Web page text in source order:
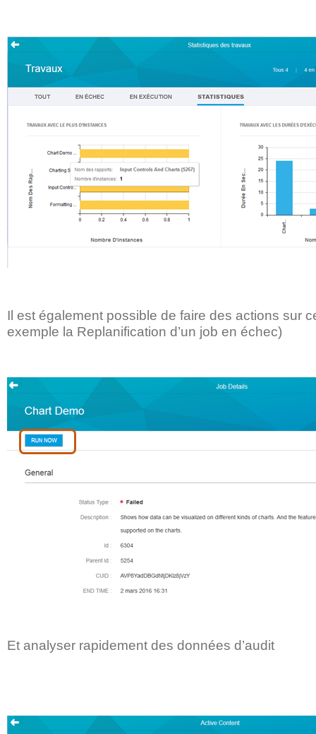
Il est également possible de faire des actions sur
exemple la Replanification d’un job en échec)
Et analyser rapidement des données d’audit